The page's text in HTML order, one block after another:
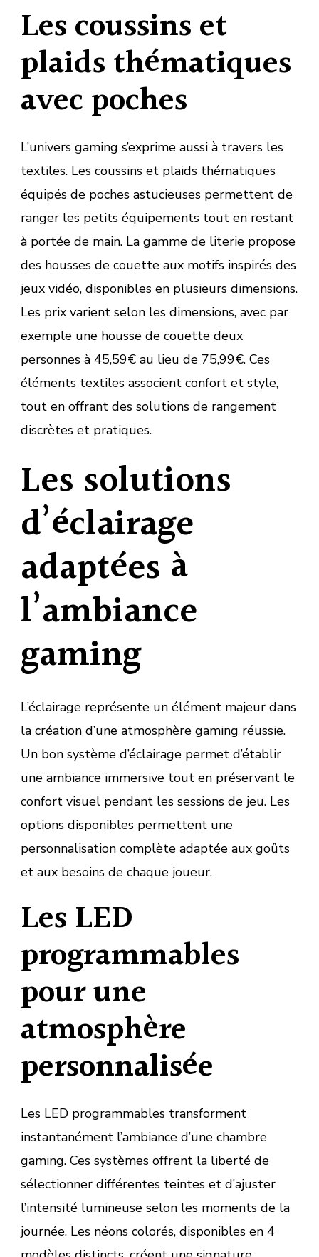
Les coussins et
plaids thématiques
avec poches
L’univers gaming s’exprime aussi à travers les
textiles. Les coussins et plaids thématiques
équipés de poches astucieuses permettent de
ranger les petits équipements tout en restant
à portée de main. La gamme de literie propose
des housses de couette aux motifs inspirés des
jeux vidéo, disponibles en plusieurs dimensions.
Les prix varient selon les dimensions, avec par
exemple une housse de couette deux
personnes à 45,59€ au lieu de 75,99€. Ces
éléments textiles associent confort et style,
tout en offrant des solutions de rangement
discrètes et pratiques.
Les solutions
d’éclairage
adaptées à
l’ambiance
gaming
L’éclairage représente un élément majeur dans
la création d’une atmosphère gaming réussie.
Un bon système d’éclairage permet d’établir
une ambiance immersive tout en préservant le
confort visuel pendant les sessions de jeu. Les
options disponibles permettent une
personnalisation complète adaptée aux goûts
et aux besoins de chaque joueur.
Les LED
programmables
pour une
atmosphère
personnalisée
Les LED programmables transforment
instantanément l’ambiance d’une chambre
gaming. Ces systèmes offrent la liberté de
sélectionner différentes teintes et d’ajuster
l’intensité lumineuse selon les moments de la
journée. Les néons colorés, disponibles en 4